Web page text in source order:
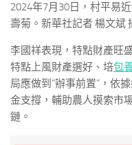
2024年7月30日，村平易
壽菊。新華社記者 楊文斌
李國祥表現，特點財產旺
特點上風財產選好、培包
局應做到“辦事前置”，依
金支撐，輔助農人摸索市
鏈。